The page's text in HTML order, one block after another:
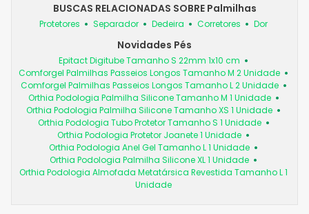
BUSCAS RELACIONADAS SOBRE Palmilhas
Protetores Separador Dedeira Corretores Dor
Novidades Pés
Epitact Digitube Tamanho S 22mm 1x10 cm
Comforgel Palmilhas Passeios Longos Tamanho M 2 Unidade
Comforgel Palmilhas Passeios Longos Tamanho L 2 Unidade
Orthia Podologia Palmilha Silicone Tamanho M 1 Unidade
Orthia Podologia Palmilha Silicone Tamanho XS 1 Unidade
Orthia Podologia Tubo Protetor Tamanho S 1 Unidade
Orthia Podologia Protetor Joanete 1 Unidade
Orthia Podologia Anel Gel Tamanho L 1 Unidade
Orthia Podologia Palmilha Silicone XL 1 Unidade
Orthia Podologia Almofada Metatársica Revestida Tamanho L 1
Unidade